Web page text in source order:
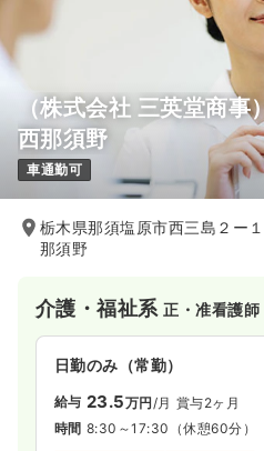
（休憩60分）
第
気になる
給与 お問い合わせください
ブランク可
第二新卒可
（株式会社 三英堂商事
西那須野
車通勤可
栃木県那須塩原市西三島２ー
那須野
介護・福祉系正・准看護師
日勤のみ（常勤）
給与 23.5万円 /月 賞与2ヶ月
時間 8:30～17:30 （休憩60分）